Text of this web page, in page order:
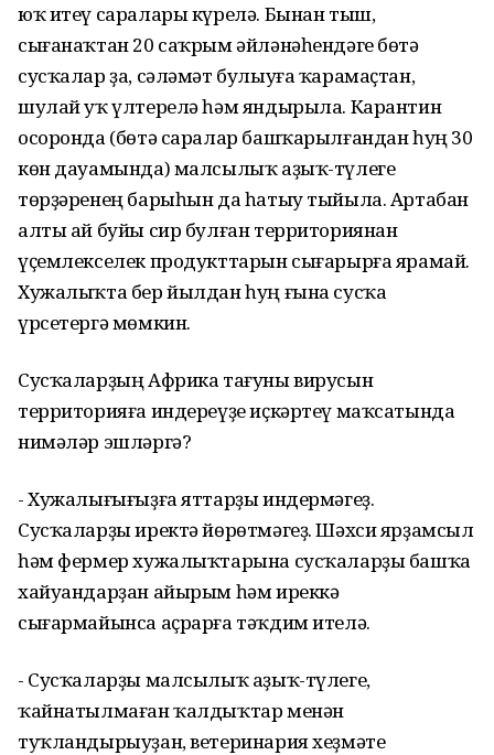
юҡ итеү саралары күрелә. Бынан тыш,
сығанаҡтан 20 саҡрым әйләнәһендәге бөтә
сусҡалар ҙа, сәләмәт булыуға ҡарамаҫтан,
шулай уҡ үлтерелә һәм яндырыла. Карантин
осоронда (бөтә саралар башҡарылғандан һуң 30
көн дауамында) малсылыҡ аҙыҡ-түлеге
төрҙәренең барыһын да һатыу тыйыла. Артабан
алты ай буйы сир булған территориянан
үҫемлекселек продукттарын сығарырға ярамай.
Хужалыҡта бер йылдан һуң ғына сусҡа
үрсетергә мөмкин.
Сусҡаларҙың Африка тағуны вирусын
территорияға индереүҙе иҫкәртеү маҡсатында
нимәләр эшләргә?
- Хужалығығыҙға яттарҙы индермәгеҙ.
Сусҡаларҙы иректә йөрөтмәгеҙ. Шәхси ярҙамсыл
һәм фермер хужалыҡтарына сусҡаларҙы башҡа
хайуандарҙан айырым һәм иреккә
сығармайынса аҫрарға тәҡдим ителә.
- Сусҡаларҙы малсылыҡ аҙыҡ-түлеге,
ҡайнатылмаған ҡалдыҡтар менән
туҡландырыуҙан, ветеринария хеҙмәте